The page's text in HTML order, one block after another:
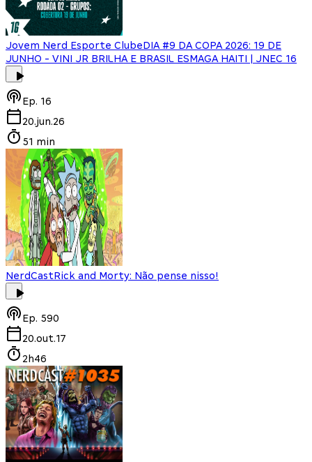
Jovem Nerd Esporte ClubeDIA #9 DA COPA 2026: 19 DE
JUNHO - VINI JR BRILHA E BRASIL ESMAGA HAITI | JNEC 16
Ep. 16
20.jun.26
51 min
NerdCastRick and Morty: Não pense nisso!
Ep. 590
20.out.17
2h46